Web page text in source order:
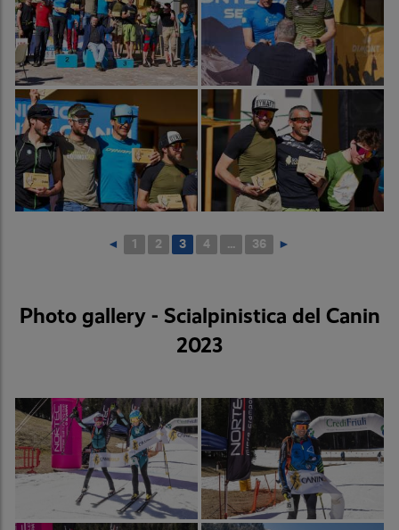
◄ 1 2 3 4 ... 36 ►
Photo gallery - Scialpinistica del Canin
2023